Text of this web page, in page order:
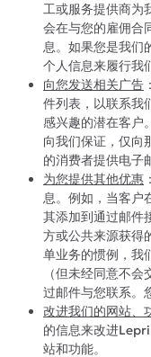
工或服务提供商为
会在与您的雇佣合
息。如果您是我们
个人信息来履行我
向您发送相关广告
件列表，以联系我
感兴趣的潜在客户
向我们保证，仅向
的消费者提供电子
为您提供其他优惠
息。例如，当客户
其添加到通过邮件
方或公共来源获得
单业务的惯例，我
（但未经同意不
过邮件与您联系。
改进我们的网站、
的信息来改进
站和功能。